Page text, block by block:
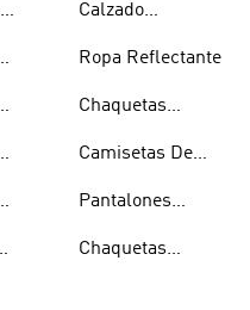
Calzado
Ropa Reflectante
Chaquetas
Camisetas De
Pantalones
Chaquetas